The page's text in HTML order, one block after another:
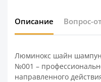
Описание Вопрос-
Люминокс шайн
№001 –
направленного